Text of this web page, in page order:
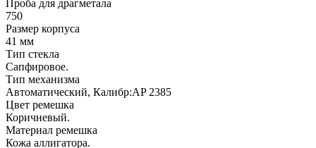
Проба для драгметала
750
Размер корпуса
41 мм
Тип стекла
Сапфировое.
Тип механизма
Автоматический, Калибр:AP 2385
Цвет ремешка
Коричневый.
Материал ремешка
Кожа аллигатора.